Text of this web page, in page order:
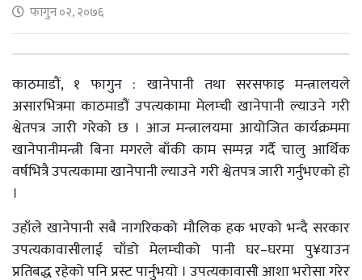
फागुन ०२, २०७६
काठमाडौं, १ फागुन : खानेपानी तथा सरसफाइ मन्त्रालयले
असारभित्रमा काठमाडौं उपत्यकामा मेलम्ची खानेपानी ल्याउने गरी
श्वेतपत्र जारी गरेको छ । आज मन्त्रालयमा आयोजित कार्यक्रममा
खानेपानीमन्त्री बिना मगरले बाँकी काम सम्पन्न गर्दै चालु आर्थिक
वर्षभित्रै उपत्यकामा खानेपानी ल्याउने गरी श्वेतपत्र जारी गर्नुभएको हो
।
उहाँले खानेपानी सबै नागरिकको मौलिक हक भएको भन्दै सरकार
उपत्यकावासीलाई चाँडो मेलम्चीको पानी घर–घरमा पु¥याउन
प्रतिबद्ध रहेको पनि प्रस्ट पार्नुभयो । उपत्यकावासी आशा भरोसा गरेर